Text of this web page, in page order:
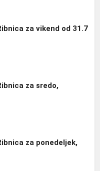
za vikend od 31.7
za sredo,
za ponedeljek,